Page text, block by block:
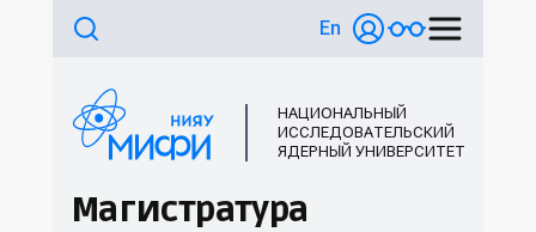
En
НАЦИОНАЛЬНЫЙ
ИССЛЕДОВАТЕЛЬСКИЙ
ЯДЕРНЫЙ УНИВЕРСИТЕТ
Магистратура